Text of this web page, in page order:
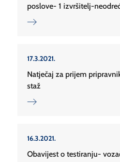
poslove- 1 izvršitelj-
17.3.2021.
Natječaj za prijem
staž
16.3.2021.
Obavijest o testiranju-